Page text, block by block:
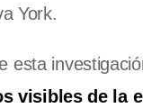
York.
esta
visibles de la